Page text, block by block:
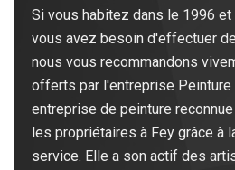
Si vous habitez dans le 1996
vous avez besoin d'effectuer
nous vous recommandons
offerts par l'entreprise Peinture
entreprise de peinture
les propriétaires à Fey grâce à
service. Elle a son actif des